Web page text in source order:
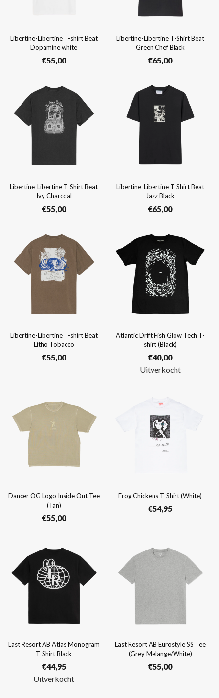
Libertine-Libertine T-shirt Beat
Dopamine white
€55,00
Libertine-Libertine T-Shirt Beat
Green Chef Black
€65,00
Libertine-Libertine T-Shirt Beat
Ivy Charcoal
€55,00
Libertine-Libertine T-Shirt Beat
Jazz Black
€65,00
Libertine-Libertine T-shirt Beat
Litho Tobacco
€55,00
Atlantic Drift Fish Glow Tech T-
shirt (Black)
€40,00
Uitverkocht
Dancer OG Logo Inside Out Tee
(Tan)
€55,00
Frog Chickens T-Shirt (White)
€54,95
Last Resort AB Atlas Monogram
T-Shirt Black
€44,95
Uitverkocht
Last Resort AB Eurostyle SS Tee
(Grey Melange/White)
€55,00